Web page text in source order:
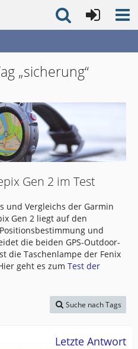
„sicherung“
Gen 2 im Test
und Vergleichs der Garmin
Gen 2 liegt auf den
und
die beiden GPS-Outdoor-
die Taschenlampe der Fenix
geht es zum Test der
Suche nach Tags
Letzte Antwort